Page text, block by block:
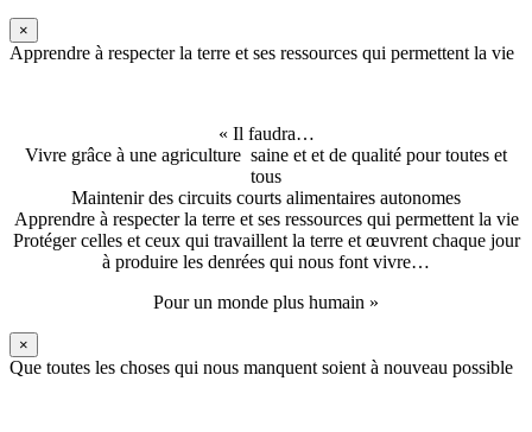
×
Apprendre à respecter la terre et ses ressources qui permettent la vie
« Il faudra…
Vivre grâce à une agriculture saine et et de qualité pour toutes et
tous
Maintenir des circuits courts alimentaires autonomes
Apprendre à respecter la terre et ses ressources qui permettent la vie
Protéger celles et ceux qui travaillent la terre et œuvrent chaque jour
à produire les denrées qui nous font vivre…
Pour un monde plus humain »
×
Que toutes les choses qui nous manquent soient à nouveau possible